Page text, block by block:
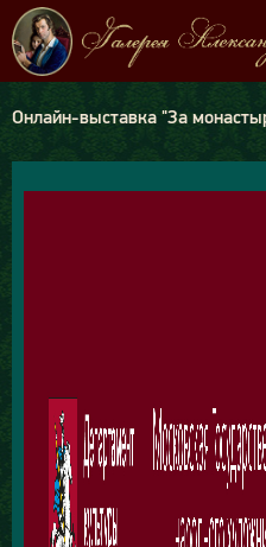
Онлайн-выставка "За